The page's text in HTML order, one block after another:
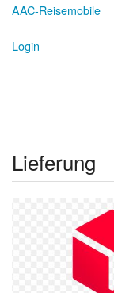
AAC-Reisemobile
Login
Lieferung